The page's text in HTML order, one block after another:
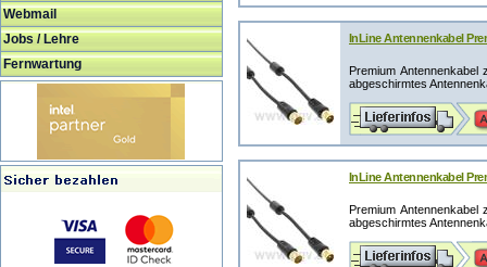
Webmail
Jobs / Lehre
Fernwartung
InLine Antennenkabel
Premium
abgeschirmtes
InLine Antennenkabel
Premium Antennenkabel
abgeschirmtes